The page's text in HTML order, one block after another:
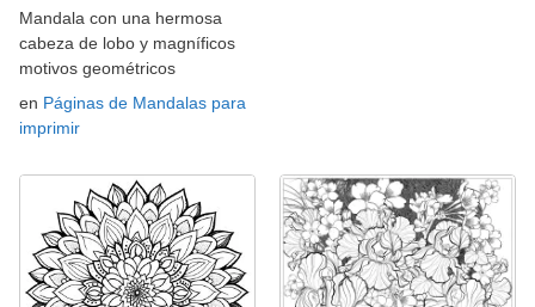
Mandala con una hermosa
cabeza de lobo y magníficos
motivos geométricos
en Páginas de Mandalas para
imprimir